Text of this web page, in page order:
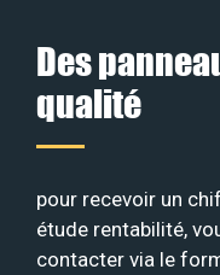
Des
qualité
pour recevoir un
étude rentabilité,
contacter via le